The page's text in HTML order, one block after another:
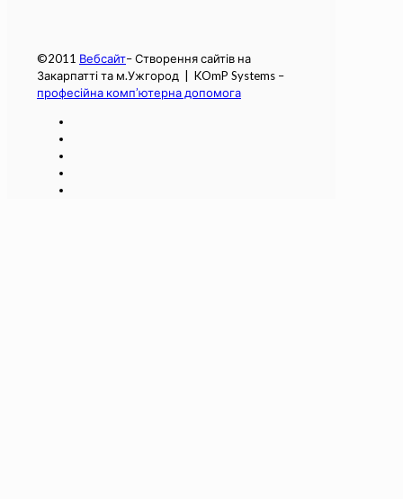
©2011 Вебсайт– Створення сайтів на
Закарпатті та м.Ужгород | KOmP Systems –
професійна комп’ютерна допомога